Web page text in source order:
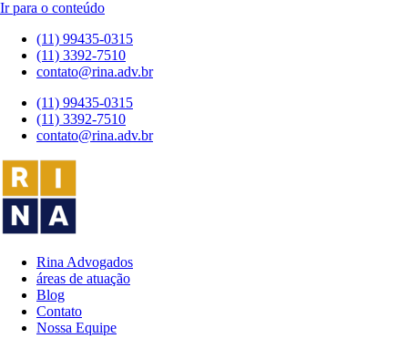
Ir para o conteúdo
(11) 99435-0315
(11) 3392-7510
contato@rina.adv.br
(11) 99435-0315
(11) 3392-7510
contato@rina.adv.br
Rina Advogados
áreas de atuação
Blog
Contato
Nossa Equipe